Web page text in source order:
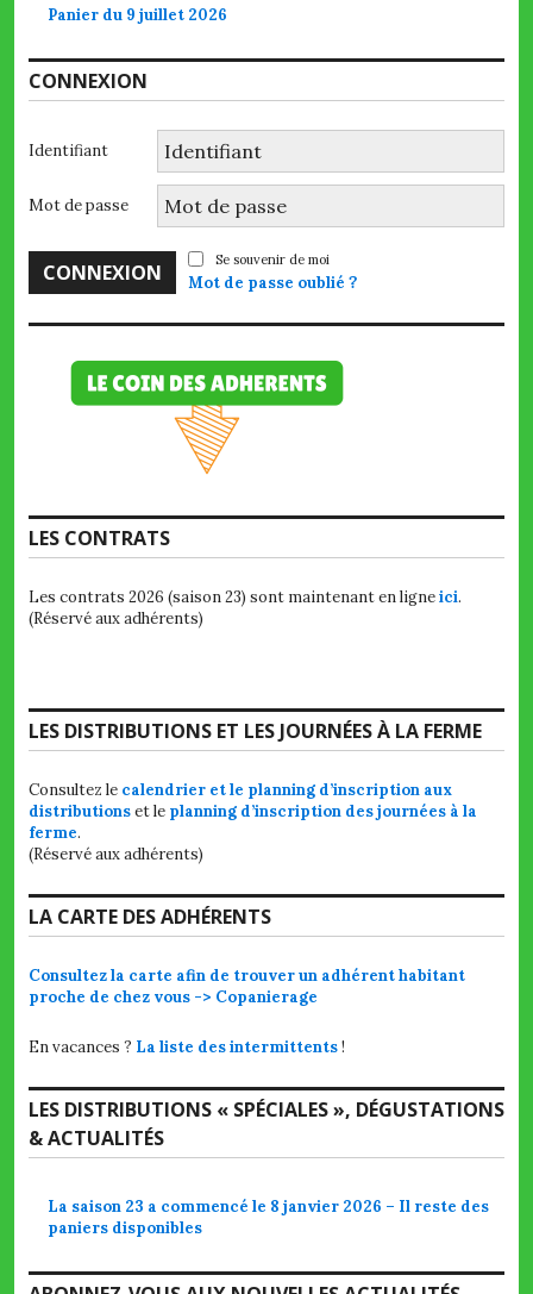
Panier du 9 juillet 2026
CONNEXION
Identifiant
Mot de passe
Se souvenir de moi
Mot de passe oublié ?
LES CONTRATS
Les contrats 2026 (saison 23) sont maintenant en ligneici.
(Réservé aux adhérents)
LES DISTRIBUTIONS ET LES JOURNÉES À LA FERME
Consultez le calendrier et le planning d’inscription aux
distributionset le planning d’inscription des journées à la
ferme.
(Réservé aux adhérents)
LA CARTE DES ADHÉRENTS
Consultez la carte afin de trouver un adhérent habitant
proche de chez vous -> Copanierage
En vacances ? La liste des intermittents!
LES DISTRIBUTIONS « SPÉCIALES », DÉGUSTATIONS
& ACTUALITÉS
La saison 23 a commencé le 8 janvier 2026 – Il reste des
paniers disponibles